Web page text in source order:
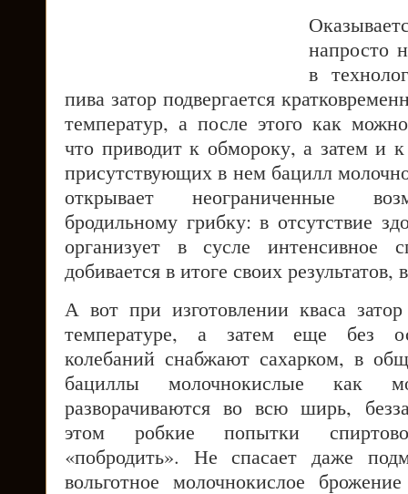
напросто
в
пива затор подвергается
температур, а после этого как
что приводит к обмороку, а затем и
присутствующих в нем бацилл
открывает неограниченные
бродильному грибку: в отсутствие
организует в сусле интенсивное
добивается в итоге своих
А вот при изготовлении кваса
температуре, а затем еще без
колебаний снабжают сахарком, в
бациллы молочнокислые
разворачиваются во всю ширь,
этом робкие попытки спиртово-
«побродить». Не спасает даже
вольготное молочнокислое